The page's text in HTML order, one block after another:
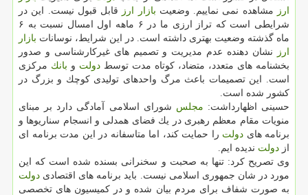
ارز
مشاهده نمی نماییم. وضعیت بازار ارز
قابل قبول نیست. این در
شرایطی است كه تراز ارزی ما در ۶ ماهه اول امسال نسبت به ۶
ماه گذشته وضعیت بهتری داشته است. در این شرایط، نوسانات بازار
ارز
نشان دهنده عدم مدیریت و تصمیم های غیركارشناسی و صدور
بخشنامه های متعدد، متضاد، كوتاه مدت توسط دولت و بانك مركزی
است. این تصمیمات باعث مرگ واحدهای تولیدی كوچك و بزرگ در
كشور شده است.
حسینی اظهارداشت: مجلس شورای اسلامی آمادگی دارد بر مبنای
منویات مقام معظم رهبری در یك فضای همدلی و انسجام سناریوها و
برنامه های دولت را حمایت كند، اما متاسفانه در این مدت برنامه ای
از دولت ندیده ایم.
وی تصریح كرد: تنها به صحبت و سخنرانی بسنده شده است كه این
مورد در شان جمهوری اسلامی نیست. باید برنامه های اقتصادی دولت
به صورت شفاف برای مردم بیان شده و در كمیسیون های تخصصی